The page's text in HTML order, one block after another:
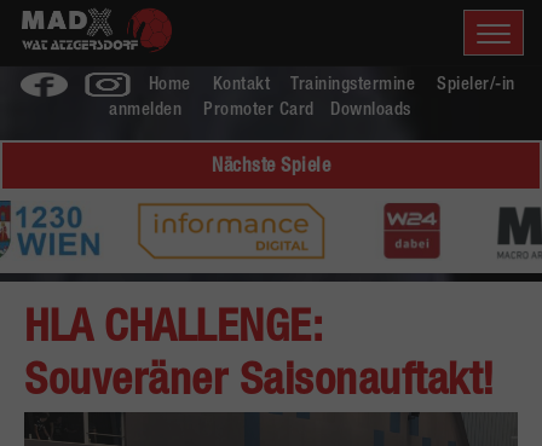
Home Kontakt Trainingstermine
Spieler/-in
anmelden
Promoter Card Downloads
Nächste Spiele
HLA CHALLENGE:
Souveräner Saisonauftakt!